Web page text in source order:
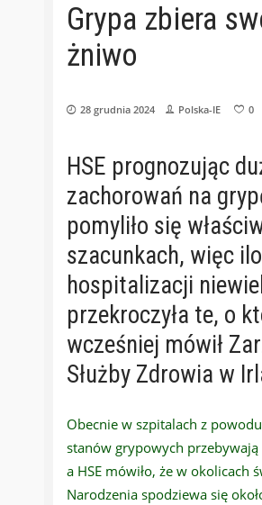
Grypa zbiera
żniwo
28 grudnia 2024 Polska-IE 0
HSE prognozując
zachorowań na
pomyliło się
szacunkach, więc
hospitalizacji
przekroczyła te, o
wcześniej mówił
Służby Zdrowia w
Obecnie w szpitalach z
stanów grypowych
a HSE mówiło, że w okolicach
Narodzenia spodziewa się